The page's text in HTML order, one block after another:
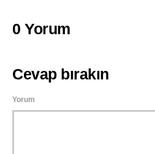
0 Yorum
Cevap bırakın
Yorum